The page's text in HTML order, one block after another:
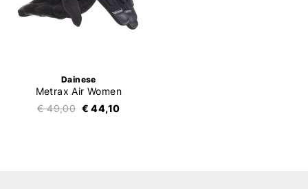
Dainese
Metrax Air Women
€ 49,00 € 44,10